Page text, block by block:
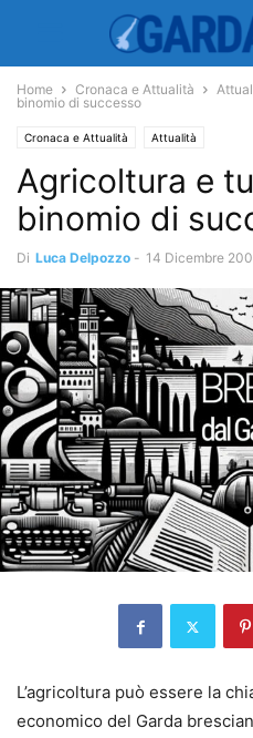
Home Cronaca e Attualità
binomio di successo
Cronaca e Attualità Attualità
Agricoltura e
binomio di
Di Luca Delpozzo - 14 Dicembre
L’agricoltura può essere la
economico del Garda